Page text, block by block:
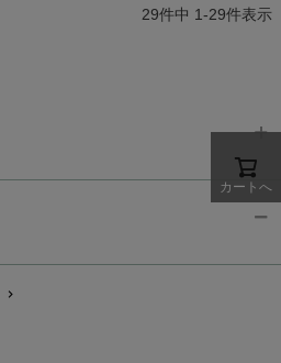
29件中 1-29件表示
カートへ
chevron_right